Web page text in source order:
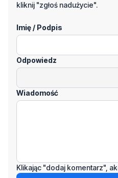
kliknij "zgłoś nadużycie".
Imię / Podpis
Odpowiedz
Wiadomość
Klikając "dodaj komentarz",